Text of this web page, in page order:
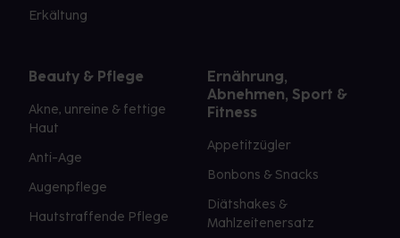
Erkältung
Beauty & Pflege
Akne, unreine & fettige
Haut
Anti-Age
Augenpflege
Hautstraffende Pflege
Ernährung,
Abnehmen, Sport &
Fitness
Appetitzügler
Bonbons & Snacks
Diätshakes &
Mahlzeitenersatz